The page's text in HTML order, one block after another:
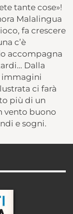
tante cose»!
Malalingua
fa crescere
c’è
accompagna
Dalla
immagini
ci farà
più di un
vento buono
e sogni.